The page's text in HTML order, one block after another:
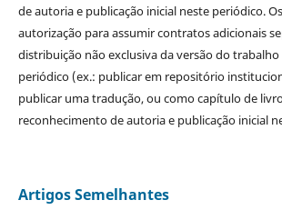
de autoria e publicação inicial neste periódico. Os
autorização para assumir contratos adicionais
distribuição não exclusiva da versão do
periódico (ex.: publicar em repositório
publicar uma tradução, ou como capítulo de
reconhecimento de autoria e publicação inicial
Artigos Semelhantes